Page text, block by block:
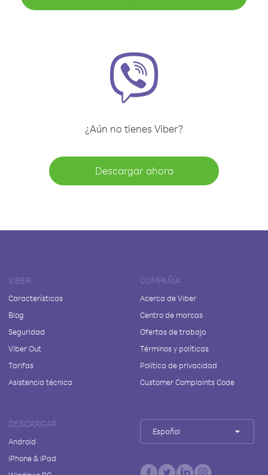
¿Aún no tienes Viber?
Descargar ahora
VIBER
Características
Blog
Seguridad
Viber Out
Tarifas
Asistencia técnica
COMPAÑÍA
Acerca de Viber
Centro de marcas
Ofertas de trabajo
Términos y políticas
Política de privacidad
Customer Complaints Code
DESCARGAR
Android
iPhone & iPad
Español